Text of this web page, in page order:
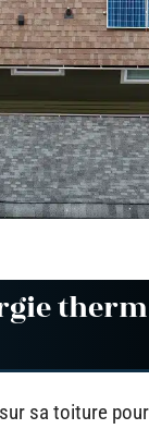
sa toiture